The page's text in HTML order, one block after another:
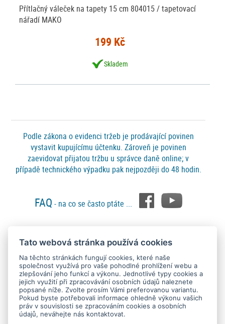
Přítlačný váleček na tapety 15 cm 804015 / tapetovací
nářadí MAKO
199 Kč
Skladem
Podle zákona o evidenci tržeb je prodávající povinen
vystavit kupujícímu účtenku. Zároveň je povinen
zaevidovat přijatou tržbu u správce daně online; v
případě technického výpadku pak nejpozději do 48 hodin.
FAQ - na co se často ptáte ...
Platební metody
Copyright © 2015 - 2026SEO kvalitně
Tato webová stránka používá cookies
Na těchto stránkách fungují cookies, které naše
společnost využívá pro vaše pohodlné prohlížení webu a
zlepšování jeho funkcí a výkonu. Jednotlivé typy cookies a
jejich využití při zpracovávání osobních údajů naleznete
popsané níže. Zvolte prosím Vámi preferovanou variantu.
Pokud byste potřebovali informace ohledně výkonu vašich
práv v souvislosti se zpracováním cookies a osobních
údajů, neváhejte nás kontaktovat.